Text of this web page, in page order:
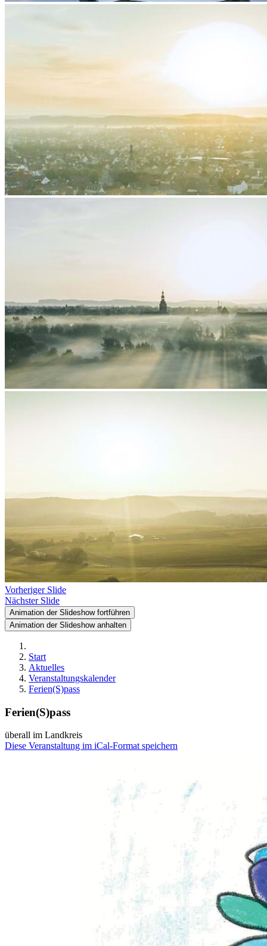
Vorheriger Slide
Nächster Slide
Animation der Slideshow fortführen
Animation der Slideshow anhalten
Start
Aktuelles
Veranstaltungskalender
Ferien(S)pass
Ferien(S)pass
überall im Landkreis
Diese Veranstaltung im iCal-Format speichern